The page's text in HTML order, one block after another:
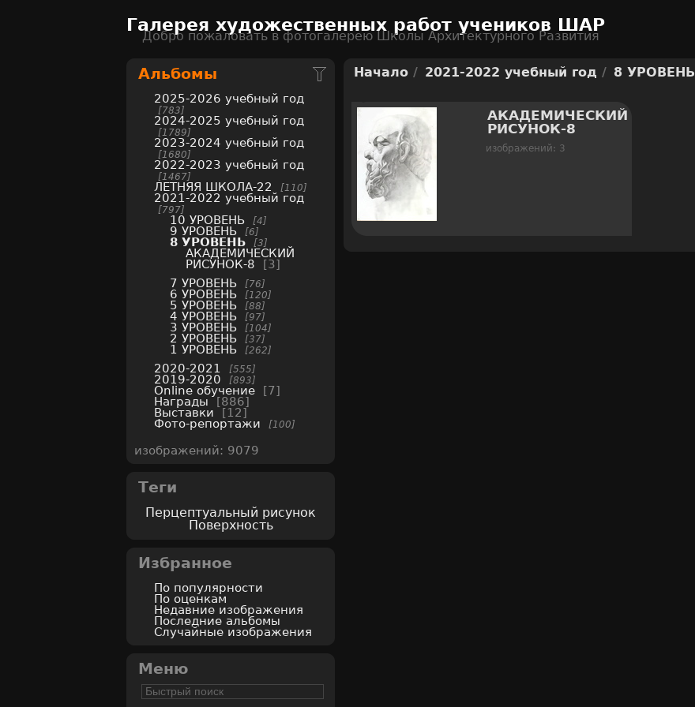
Галерея художественных работ учеников ШАР
Добро пожаловать в фотогалерею Школы Архитектурного Развития
Альбомы
2025-2026 учебный год
783
2024-2025 учебный год
1789
2023-2024 учебный год
1680
2022-2023 учебный год
1467
ЛЕТНЯЯ ШКОЛА-22 110
2021-2022 учебный год
797
10 УРОВЕНЬ 4
9 УРОВЕНЬ 6
8 УРОВЕНЬ 3
АКАДЕМИЧЕСКИЙ
РИСУНОК-8
3
7 УРОВЕНЬ
76
6 УРОВЕНЬ 120
5 УРОВЕНЬ 88
4 УРОВЕНЬ 97
3 УРОВЕНЬ 104
2 УРОВЕНЬ 37
1 УРОВЕНЬ 262
2020-2021 555
2019-2020 893
Online обучение
7
Награды
886
Выставки
12
Фото-репортажи
100
изображений: 9079
Теги
Перцептуальный рисунок
Поверхность
Избранное
По популярности
По оценкам
Недавние изображения
Последние альбомы
Случайные изображения
Меню
Начало / 2021-2022 учебный год / 8 УРОВЕНЬ
АКАДЕМИЧЕСКИЙ
РИСУНОК-8
изображений: 3